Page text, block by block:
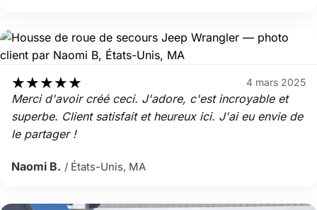
★★★★★ 4 mars 2025
Merci d'avoir créé ceci. J'adore, c'est incroyable et
superbe. Client satisfait et heureux ici. J'ai eu envie de
le partager !
Naomi B. / États-Unis, MA